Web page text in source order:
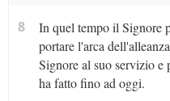
8
In quel tempo il Signore
portare l'arca
Signore al suo servizio e
ha fatto fino ad oggi.